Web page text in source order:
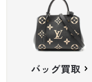
バッグ買取